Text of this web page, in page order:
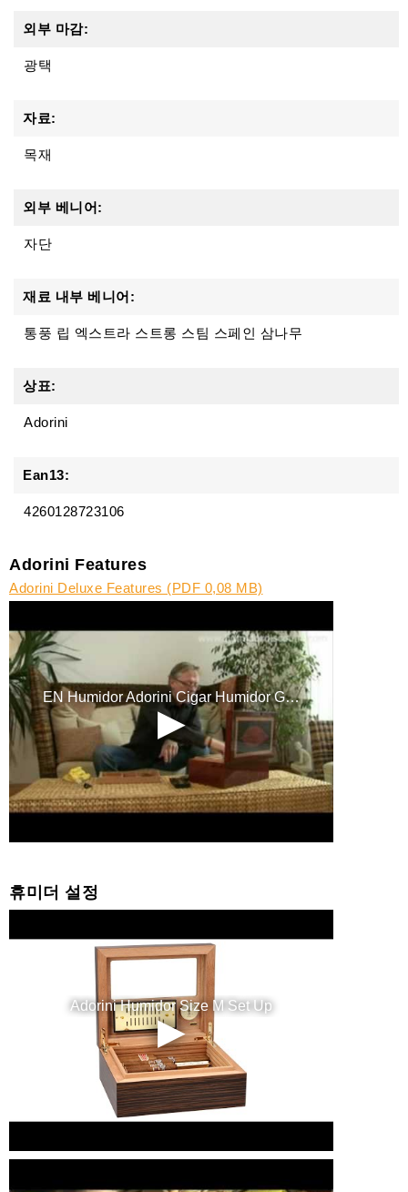
외부 마감:
광택
자료:
목재
외부 베니어:
자단
재료 내부 베니어:
통풍 립 엑스트라 스트롱 스팀 스페인 삼나무
상표:
Adorini
Ean13:
4260128723106
Adorini Features
Adorini Deluxe Features (PDF 0,08 MB)
휴미더 설정